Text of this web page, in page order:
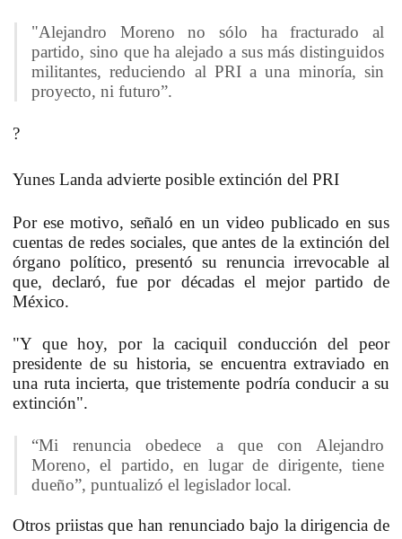
"Alejandro Moreno no sólo ha fracturado al
partido, sino que ha alejado a sus más distinguidos
militantes, reduciendo al PRI a una minoría, sin
proyecto, ni futuro”.
?
Yunes Landa advierte posible extinción del PRI
Por ese motivo, señaló en un video publicado en sus
cuentas de redes sociales, que antes de la extinción del
órgano político, presentó su renuncia irrevocable al
que, declaró, fue por décadas el mejor partido de
México.
"Y que hoy, por la caciquil conducción del peor
presidente de su historia, se encuentra extraviado en
una ruta incierta, que tristemente podría conducir a su
extinción".
“Mi renuncia obedece a que con Alejandro
Moreno, el partido, en lugar de dirigente, tiene
dueño”, puntualizó el legislador local.
Otros priistas que han renunciado bajo la dirigencia de